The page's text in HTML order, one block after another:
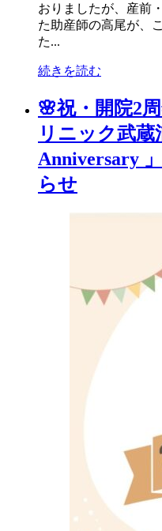
おりましたが、産前
た助産師の高尾が、
た...
続きを読む
🌸祝・開院2
リニック武蔵
Anniversary
らせ